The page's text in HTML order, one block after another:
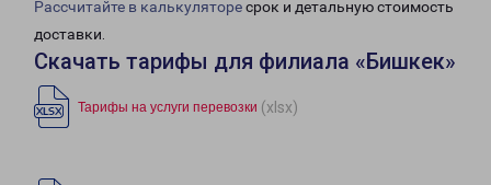
Рассчитайте в калькуляторесрок и детальную стоимость
доставки.
Скачать тарифы для филиала «Бишкек»
Тарифы на услуги перевозки (xlsx)